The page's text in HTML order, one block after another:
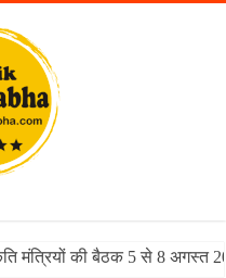
मंत्रियों की बैठक 5 से 8 अगस्त